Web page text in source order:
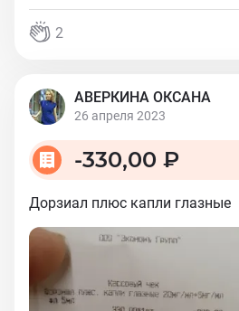
2
АВЕРКИНА ОКСАНА
26 апреля 2023
-330,00 ₽
Дорзиал плюс капли глазные